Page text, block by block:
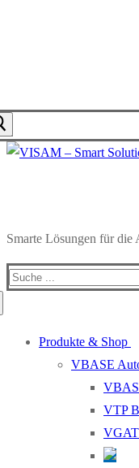
Smarte Lösungen für
Produkte & Shop
VBASE
VTP